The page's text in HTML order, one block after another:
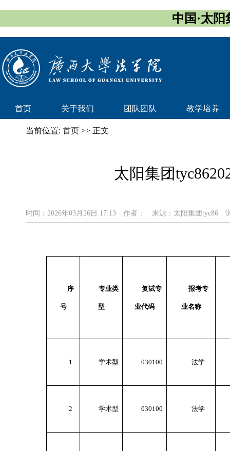
中国·太
首页 关于我们 团队团队 教学培养
当前位置: 首页 >> 正文
太阳集团
时间：2026年03月26日 17:13 作者： 来源：太阳集团tyc86
序
号
专业类
型
复试专
业代码
报考专
业名称
1 学术型 030100 法学
2 学术型 030100 法学